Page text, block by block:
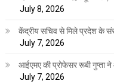
July 8, 2026
केंद्रीय सचिव से मिले प्रदेश के
July 7, 2026
आईएमए की प्रोफेसर रूबी गुप्ता
July 7, 2026